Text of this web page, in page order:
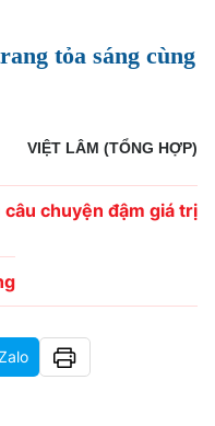
tỏa sáng cùng
VIỆT LÂM (TỔNG HỢP)
chuyện đậm giá trị